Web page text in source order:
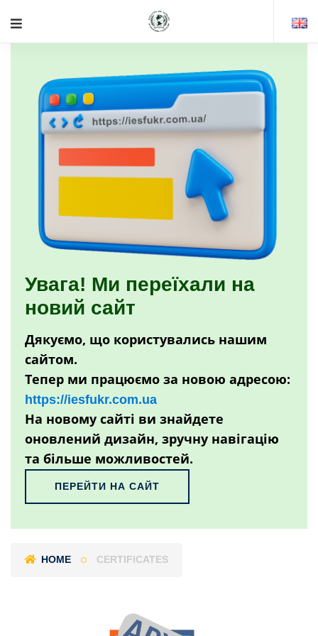
Увага! Ми переїхали на
новий сайт
Дякуємо, що користувались нашим
сайтом.
Тепер ми працюємо за новою адресою:
https://iesfukr.com.ua
На новому сайті ви знайдете
оновлений дизайн, зручну навігацію
та більше можливостей.
ПЕРЕЙТИ НА САЙТ
HOME CERTIFICATES